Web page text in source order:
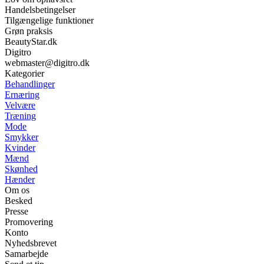
Handelsbetingelser
Tilgængelige funktioner
Grøn praksis
BeautyStar.dk
Digitro
webmaster@digitro.dk
Kategorier
Behandlinger
Ernæring
Velvære
Træning
Mode
Smykker
Kvinder
Mænd
Skønhed
Hænder
Om os
Besked
Presse
Promovering
Konto
Nyhedsbrevet
Samarbejde